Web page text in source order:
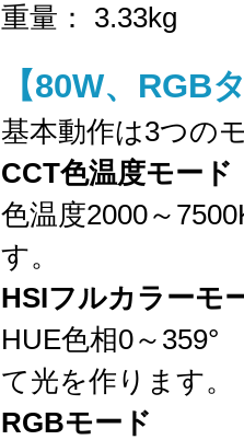
重量： 3.33kg
【80W、RGB
基本動作は3つの
CCT色温度モード
色温度2000～
す。
HSIフルカラーモ
HUE色相0～
て光を作ります。
RGBモード